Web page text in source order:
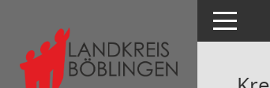
Toggle